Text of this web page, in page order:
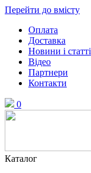
Перейти до вмісту
Оплата
Доставка
Новини і статті
Відео
Партнери
Контакти
0
Каталог